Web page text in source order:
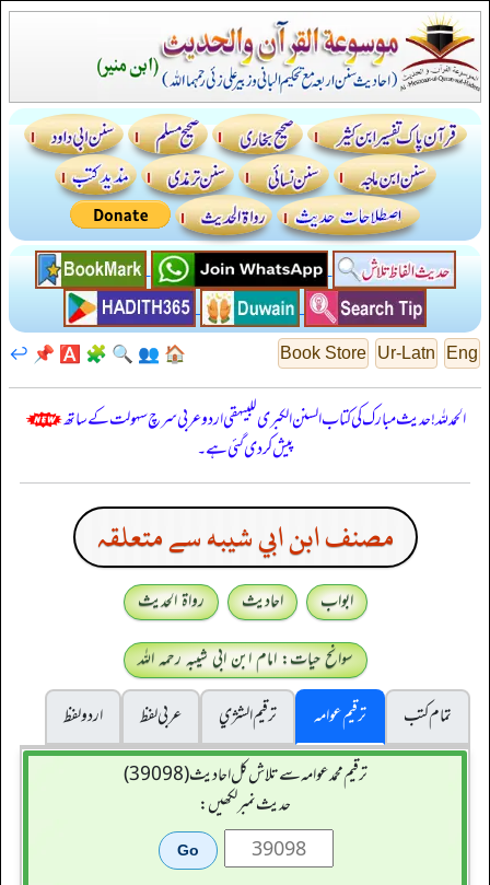
Eng
Ur-Latn
Book Store
🏠
👥
🔍
🧩
🅰️
📌
↩️
الحمدللہ! حدیث مبارک کی کتاب السنن الكبرى للبيهقي اردو عربی سرچ سہولت کے ساتھ
پیش کر دی گئی ہے۔
مصنف ابن ابي شيبه سے متعلقہ
ابواب احادیث
رواۃ الحدیث
سوانح حیات: امام ابن ابی شیبہ رحمہ اللہ
تمام کتب
ترقیم عوامہ ترقيم الشژي عربی لفظ
اردو لفظ
ترقیم محمدعوامہ سے تلاش کل احادیث (39098)
حدیث نمبر لکھیں: